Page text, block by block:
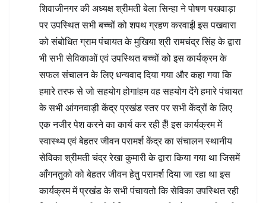
शिवाजीनगर की अध्यक्ष श्रीमती बेला सिन्हा ने पोषण पखवाड़ा
पर उपस्थित सभी बच्चों को शपथ ग्रहण करवाई! इस पखवारा
को संबोधित ग्राम पंचायत के मुखिया श्री रामचंद्र सिंह के द्वारा
भी सभी सेविकाओं एवं उपस्थित बच्चों को इस कार्यक्रम के
सफल संचालन के लिए धन्यवाद दिया गया और कहा गया कि
हमारे तरफ से जो सहयोग होगा!हम वह सहयोग देंगे हमारे पंचायत
के सभी आंगनवाड़ी केंद्र प्रखंड स्तर पर सभी केंद्रों के लिए
एक नजीर पेश करने का कार्य कर रही हैँ! इस कार्यक्रम में
स्वास्थ्य एवं बेहतर जीवन परामर्श केंद्र का संचालन स्थानीय
सेविका श्रीमती चंद्र रेखा कुमारी के द्वारा किया गया था जिसमें
आँगनतुको को बेहतर जीवन हेतु परामर्श दिया जा रहा था इस
कार्यक्रम में प्रखंड के सभी पंचायतो कि सेविका उपस्थित रही